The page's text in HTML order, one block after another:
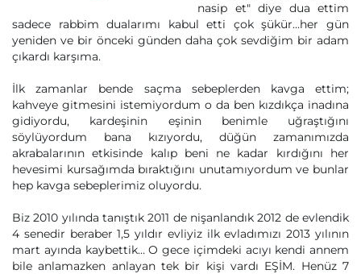
nasip et" diye dua ettim
sadece rabbim dualarımı kabul etti çok şükür…her gün
yeniden ve bir önceki günden daha çok sevdiğim bir adam
çıkardı karşıma.
İlk zamanlar bende saçma sebeplerden kavga ettim;
kahveye gitmesini istemiyordum o da ben kızdıkça inadına
gidiyordu, kardeşinin eşinin benimle uğraştığını
söylüyordum bana kızıyordu, düğün zamanımızda
akrabalarının etkisinde kalıp beni ne kadar kırdığını her
hevesimi kursağımda bıraktığını unutamıyordum ve bunlar
hep kavga sebeplerimiz oluyordu.
Biz 2010 yılında tanıştık 2011 de nişanlandık 2012 de evlendik
4 senedir beraber 1,5 yıldır evliyiz ilk evladımızı 2013 yılının
mart ayında kaybettik… O gece içimdeki acıyı kendi annem
bile anlamazken anlayan tek bir kişi vardı EŞİM. Henüz 7